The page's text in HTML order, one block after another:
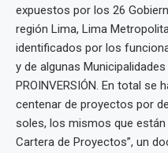
expuestos por los 26
región Lima, Lima
identificados por los
y de algunas
PROINVERSIÓN. En total se
centenar de proyectos por
soles, los mismos que están
Cartera de Proyectos”, un